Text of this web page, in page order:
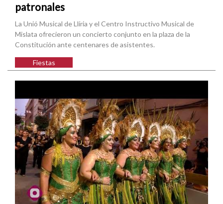
patronales
La Unió Musical de Llíria y el Centro Instructivo Musical de
Mislata ofrecieron un concierto conjunto en la plaza de la
Constitución ante centenares de asistentes.
Fiestas